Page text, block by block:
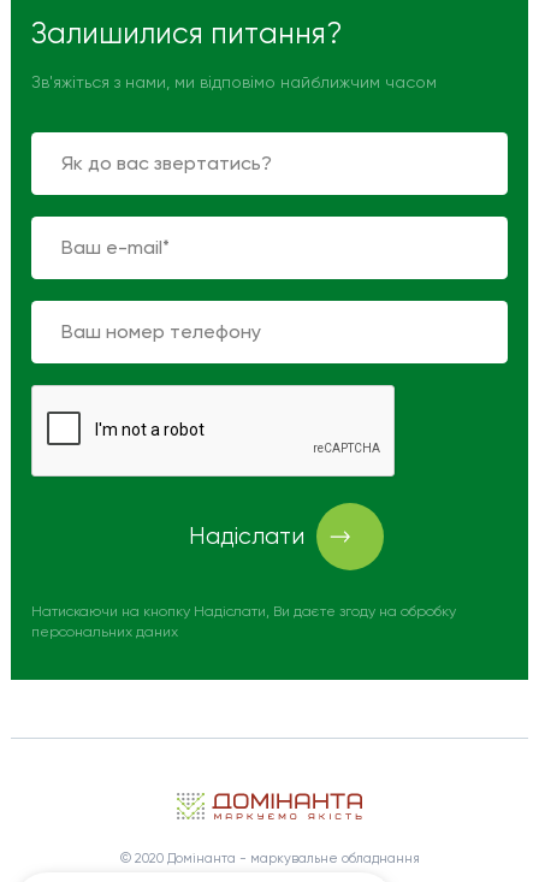
Залишилися питання?
Зв'яжіться з нами, ми відповімо найближчим часом
Надіслати
Натискаючи на кнопку Надіслати, Ви даєте згоду на обробку
персональних даних
© 2020 Домінанта - маркувальне обладнання